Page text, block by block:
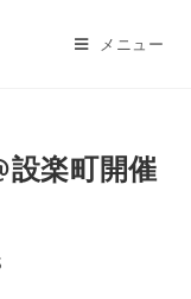
メニュー
設楽町開催